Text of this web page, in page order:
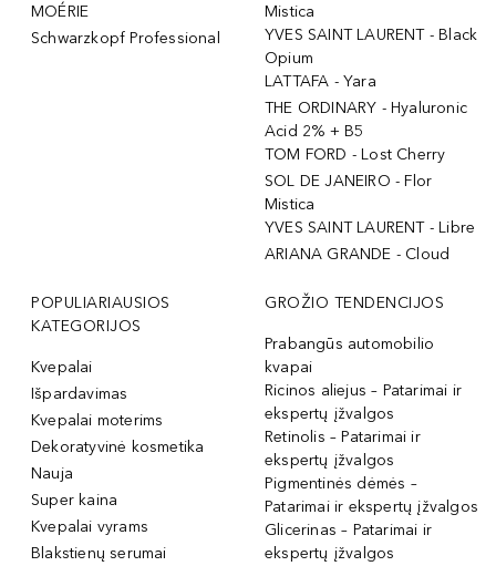
MOÉRIE
Schwarzkopf Professional
Mistica
YVES SAINT LAURENT - Black
Opium
LATTAFA - Yara
THE ORDINARY - Hyaluronic
Acid 2% + B5
TOM FORD - Lost Cherry
SOL DE JANEIRO - Flor
Mistica
YVES SAINT LAURENT - Libre
ARIANA GRANDE - Cloud
POPULIARIAUSIOS
KATEGORIJOS
Kvepalai
Išpardavimas
Kvepalai moterims
Dekoratyvinė kosmetika
Nauja
Super kaina
Kvepalai vyrams
Blakstienų serumai
GROŽIO TENDENCIJOS
Prabangūs automobilio
kvapai
Ricinos aliejus – Patarimai ir
ekspertų įžvalgos
Retinolis – Patarimai ir
ekspertų įžvalgos
Pigmentinės dėmės –
Patarimai ir ekspertų įžvalgos
Glicerinas – Patarimai ir
ekspertų įžvalgos